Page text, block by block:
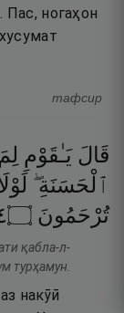
ногаҳон
тафсир
قَالَ يَـٰقَوْمِ لِمَ
ٱلْحَسَنَةِ ۖ
تُرْحَمُونَ ۝
қабла-л-
турҳамун.
накӯӣ